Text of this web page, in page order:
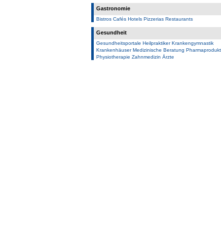
Gastronomie
Bistros Cafés Hotels Pizzerias Restaurants
Gesundheit
Gesundheitsportale Heilpraktiker Krankengymnastik
Krankenhäuser Medizinische Beratung
Physiotherapie Zahnmedizin Ärzte